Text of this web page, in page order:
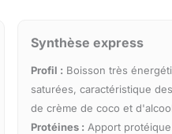
Synthèse express
Profil : Boisson très
saturées, caractéristique
de crème de coco et
Protéines : Apport